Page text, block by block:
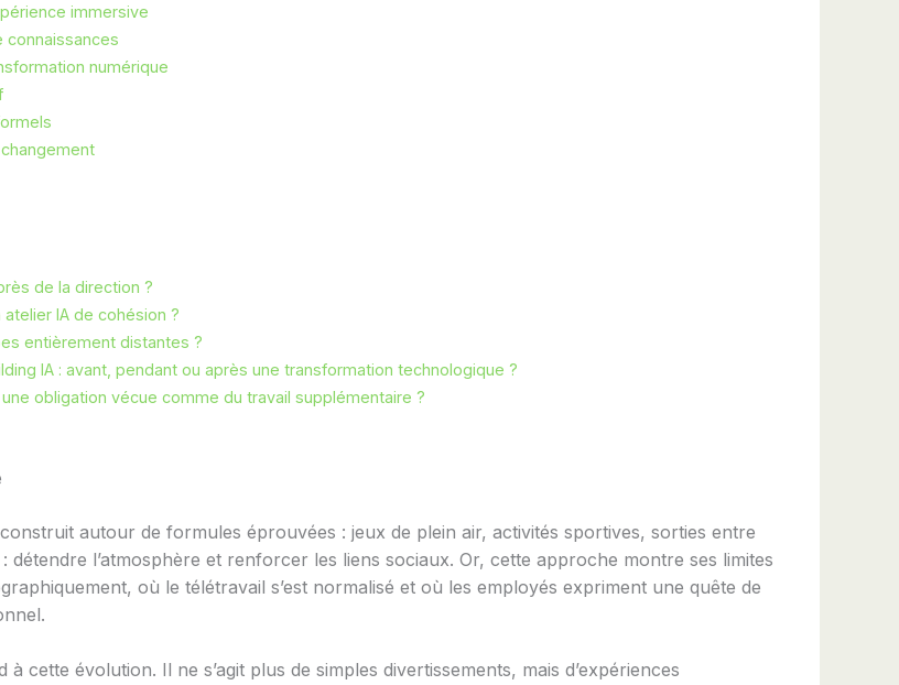
immersive
connaissances
numérique
de la direction ?
IA de cohésion ?
entièrement distantes ?
IA : avant, pendant ou après une transformation technologique ?
obligation vécue comme du travail supplémentaire ?
construit autour de formules éprouvées : jeux de plein air, activités sportives, sorties entre
l’atmosphère et renforcer les liens sociaux. Or, cette approche montre ses limites
où le télétravail s’est normalisé et où les employés expriment une quête de
à cette évolution. Il ne s’agit plus de simples divertissements, mais d’expériences